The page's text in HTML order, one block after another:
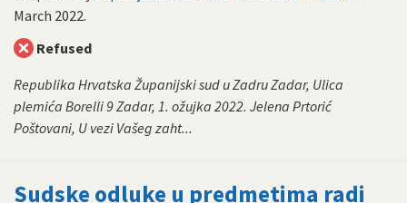
March 2022.
Refused
Republika Hrvatska Županijski sud u Zadru Zadar, Ulica
plemića Borelli 9 Zadar, 1. ožujka 2022. Jelena Prtorić
Poštovani, U vezi Vašeg zaht...
Sudske odluke u predmetima radi